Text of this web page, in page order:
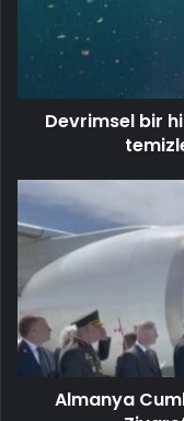
Devrimsel bir
Almanya